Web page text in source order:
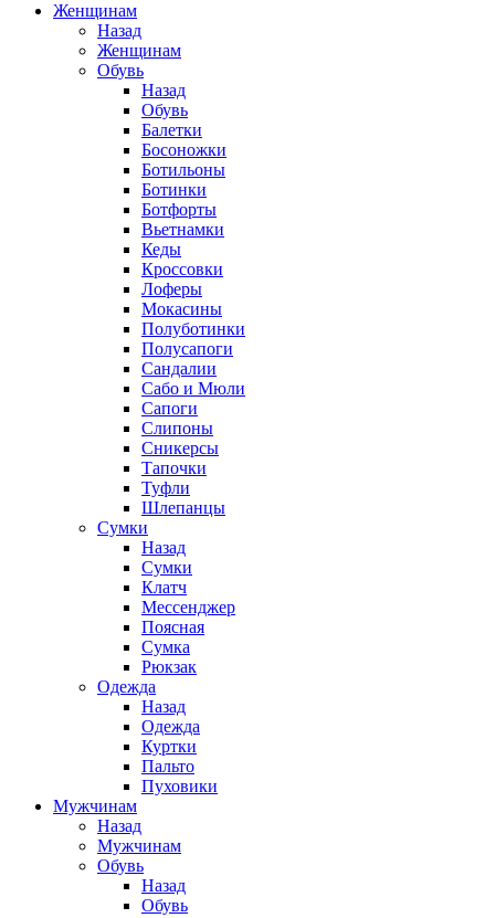
Женщинам
Назад
Женщинам
Обувь
Назад
Обувь
Балетки
Босоножки
Ботильоны
Ботинки
Ботфорты
Вьетнамки
Кеды
Кроссовки
Лоферы
Мокасины
Полуботинки
Полусапоги
Сандалии
Сабо и Мюли
Сапоги
Слипоны
Сникерсы
Тапочки
Туфли
Шлепанцы
Cумки
Назад
Cумки
Клатч
Мессенджер
Поясная
Сумка
Рюкзак
Одежда
Назад
Одежда
Куртки
Пальто
Пуховики
Мужчинам
Назад
Мужчинам
Обувь
Назад
Обувь